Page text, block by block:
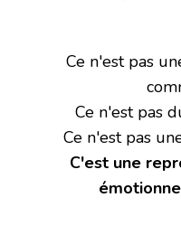
Ce n'est pas
Ce n'est pas
Ce n'est pas
C'est une